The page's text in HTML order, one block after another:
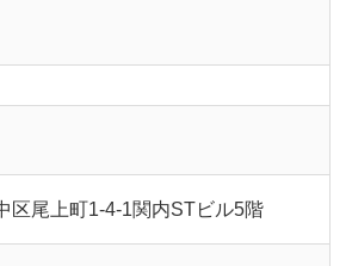
区尾上町1-4-1関内STビル5階